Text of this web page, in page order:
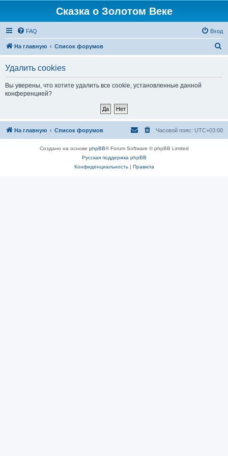
Сказка о Золотом Веке
FAQ Вход
На главную Список форумов
Удалить cookies
Вы уверены, что хотите удалить все cookie, установленные данной
конференцией?
На главную Список форумов Часовой пояс: UTC+03:00
Создано на основе phpBB® Forum Software © phpBB Limited
Русская поддержка phpBB
Конфиденциальность| Правила